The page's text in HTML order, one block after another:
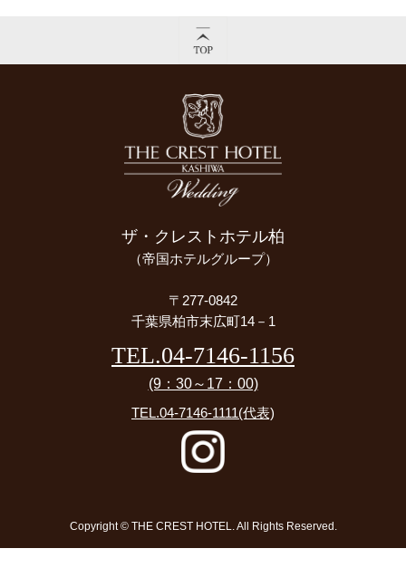
ザ・クレストホテル柏
（帝国ホテルグループ）
〒277-0842
千葉県柏市末広町14－1
TEL.04-7146-1156
(9：30～17：00)
TEL.04-7146-1111(代表)
Copyright © THE CREST HOTEL. All Rights Reserved.